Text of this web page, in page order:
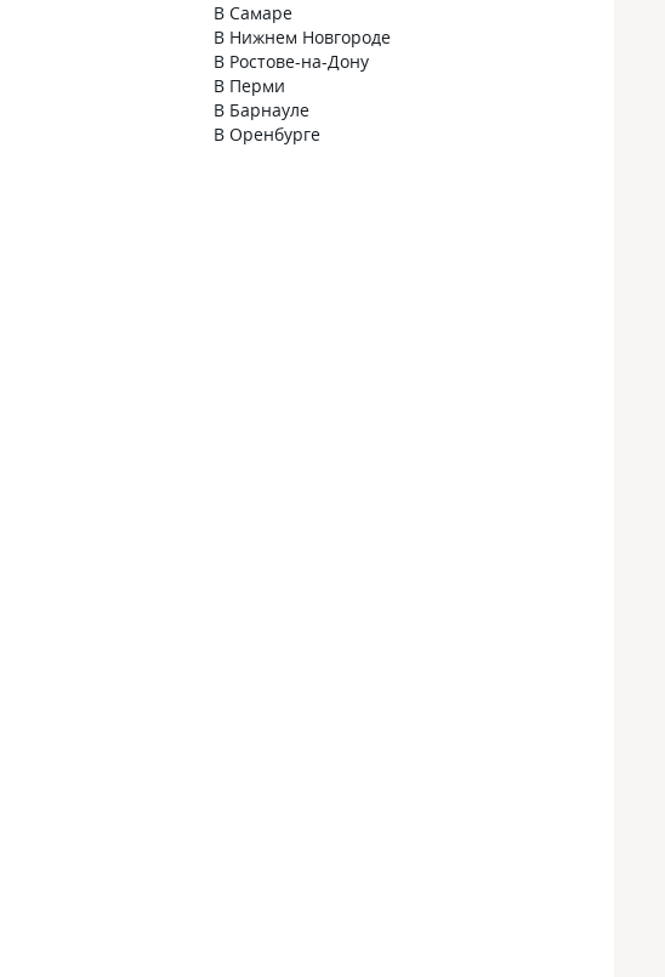
В Самаре
В Нижнем Новгороде
В Ростове-на-Дону
В Перми
В Барнауле
В Оренбурге